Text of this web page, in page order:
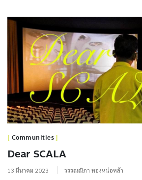
Communities
Dear SCALA
13 มีนาคม 2023 วรรณณิภา ทองหน่อหล้า